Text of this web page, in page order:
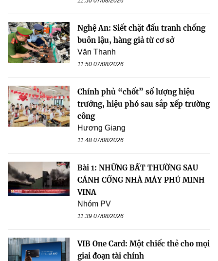
Nghệ An: Siết chặt đấu tranh chống
buôn lậu, hàng giả từ cơ sở
Văn Thanh
11:50 07/08/2026
Chính phủ “chốt” số lượng hiệu
trưởng, hiệu phó sau sắp xếp trường
công
Hương Giang
11:48 07/08/2026
Bài 1: NHỮNG BẤT THƯỜNG SAU
CÁNH CỔNG NHÀ MÁY PHÚ MINH
VINA
Nhóm PV
11:39 07/08/2026
VIB One Card: Một chiếc thẻ cho mọi
giai đoạn tài chính